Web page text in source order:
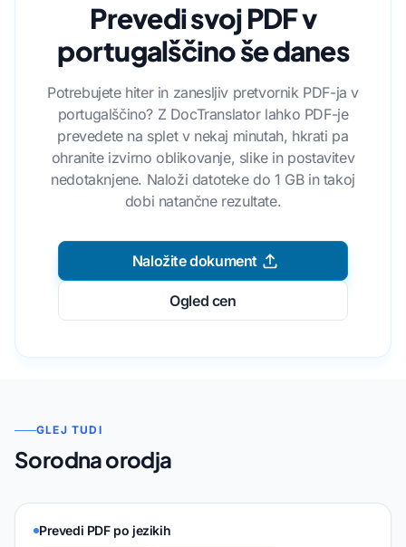
Prevedi svoj PDF v
portugalščino še danes
Potrebujete hiter in zanesljiv pretvornik PDF-ja v
portugalščino? Z DocTranslator lahko PDF-je
prevedete na splet v nekaj minutah, hkrati pa
ohranite izvirno oblikovanje, slike in postavitev
nedotaknjene. Naloži datoteke do 1 GB in takoj
dobi natančne rezultate.
Naložite dokument
Ogled cen
GLEJ TUDI
Sorodna orodja
Prevedi PDF po jezikih